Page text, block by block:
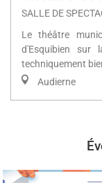
SALLE DE
Le théâtre
d'Esquibien sur
techniquement
Audierne